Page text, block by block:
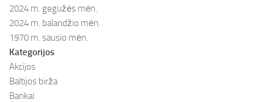
2024 m. gegužės mėn.
2024 m. balandžio mėn.
1970 m. sausio mėn.
Kategorijos
Akcijos
Baltijos birža
Bankai